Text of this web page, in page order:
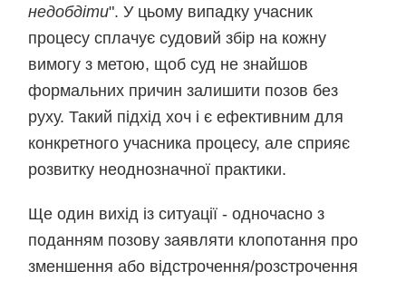
недобдіти". У цьому випадку учасник
процесу сплачує судовий збір на кожну
вимогу з метою, щоб суд не знайшов
формальних причин залишити позов без
руху. Такий підхід хоч і є ефективним для
конкретного учасника процесу, але сприяє
розвитку неоднозначної практики.
Ще один вихід із ситуації - одночасно з
поданням позову заявляти клопотання про
зменшення або відстрочення/розстрочення